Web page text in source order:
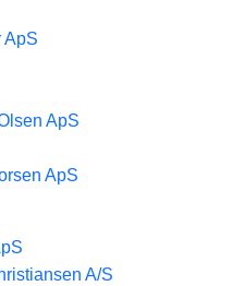
ApS
ApS
ApS
A/S